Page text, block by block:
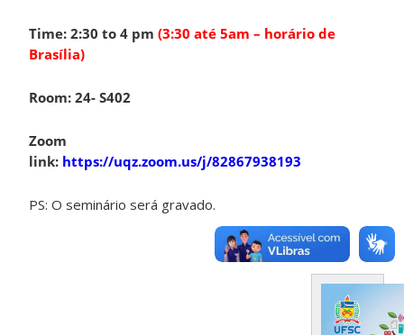
Time: 2:30 to 4 pm (3:30 até 5am – horário de
Brasília)
Room: 24- S402
Zoom
link: https://uqz.zoom.us/j/82867938193
PS: O seminário será gravado.